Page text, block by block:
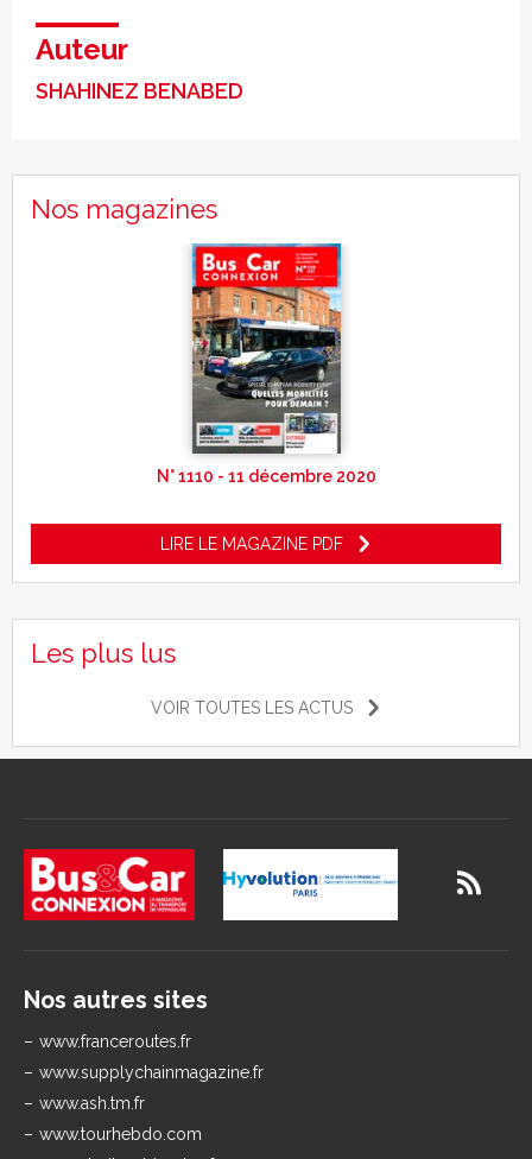
Auteur
SHAHINEZ BENABED
Nos magazines
N° 1110 - 11 décembre 2020
LIRE LE MAGAZINE PDF
Les plus lus
VOIR TOUTES LES ACTUS
Nos autres sites
www.franceroutes.fr
www.supplychainmagazine.fr
www.ash.tm.fr
www.tourhebdo.com